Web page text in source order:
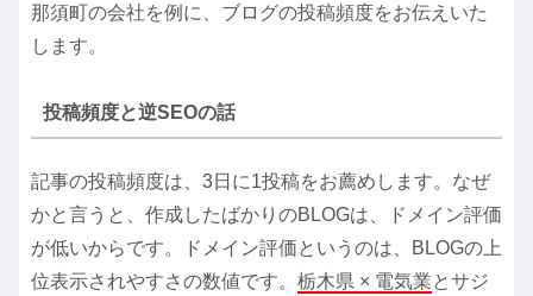
那須町の会社を例に、ブログの投稿頻度をお伝えいた
します。
投稿頻度と逆SEOの話
記事の投稿頻度は、3日に1投稿をお薦めします。なぜ
かと言うと、作成したばかりのBLOGは、ドメイン評価
が低いからです。ドメイン評価というのは、BLOGの上
位表示されやすさの数値です。 栃木県 × 電気業とサジ